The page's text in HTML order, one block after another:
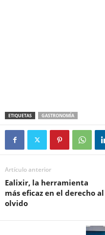
ETIQUETAS GASTRONOMÍA
Artículo anterior
Ealixir, la herramienta
más eficaz en el derecho al
olvido